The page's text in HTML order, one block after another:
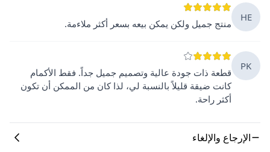
HE
منتج جميل ولكن يمكن بيعه بسعر أكثر ملاءمة.
PK
قطعة ذات جودة عالية وتصميم جميل جداً. فقط الأكمام
كانت ضيقة قليلاً بالنسبة لي، لذا كان من الممكن أن تكون
أكثر راحة.
الإرجاع والإلغاء